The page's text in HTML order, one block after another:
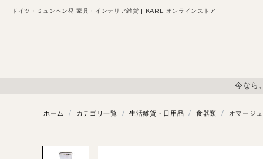
ドイツ・ミュンヘン発 家具・インテリア雑貨 | KARE オンラインストア
今なら
ホーム / カテゴリ一覧 / 生活雑貨・日用品 / 食器類 / オマージ